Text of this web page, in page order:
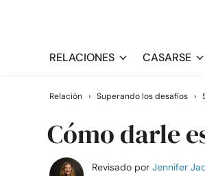
RELACIONES CASARSE
Relación › Superando los desafíos ›
Cómo darle
Revisado por Jennifer